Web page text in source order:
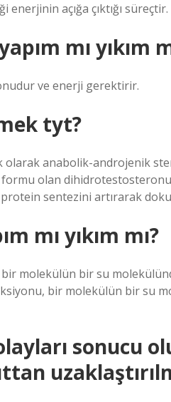
açığa çıktığı süreçtir.
mı yıkım
ve enerji gerektirir.
tyt?
anabolik-androjenik
olan
sentezini artırarak
mı yıkım mı?
molekülün bir su
bir molekülün bir su
sonucu